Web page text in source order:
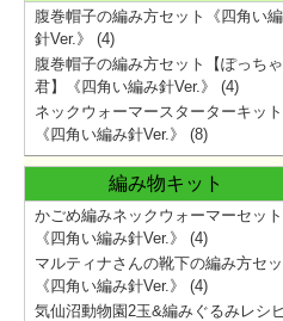
腹巻帽子の編み方セット《四角い
針Ver.》
(4)
腹巻帽子の編み方セット【ぽっちゃ
君】《四角い編み針Ver.》
(4)
ネックウォーマースターターキット
《四角い編み針Ver.》
(8)
編み物キット
かごめ編みネックウォーマーセット
《四角い編み針Ver.》
(4)
マルティナさんの靴下の編み方セッ
《四角い編み針Ver.》
(4)
気仙沼動物園2玉&編みぐるみレシ